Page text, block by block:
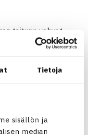
Tietoja
sisällön ja
median
taiturin vahvat
käydyn 4.
alussa